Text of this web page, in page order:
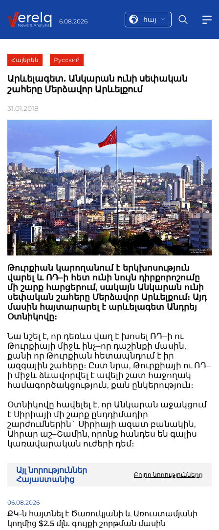
6.08.2026 հայ
Հայերեն Русский
Արևելագետ. Անկարան ունի սեփական
շահերը Մերձավոր Արևելքում
31.01.2018
Թուրքիան կարողանում է երկխոսություն
վարել և ՌԴ–ի հետ ունի նույն դիրքորոշումը
մի շարք հարցերում, սակայն Անկարան ունի
սեփական շահերը Մերձավոր Արևելքում։ Այդ
մասին հայտարարել է արևելագետ Անդրեյ
Օտնիկովը։
Նա նշել է, որ դեռևս վաղ է խոսել ՌԴ–ի ու
Թուրքիայի միջև ինչ–որ դաշինքի մասին,
քանի որ Թուրքիան հետապնդում է իր
ազգային շահերը։ Ըստ նրա, Թուրքիայի ու ՌԴ–
ի միջև ձևավորվել է ավելի շատ հաջողակ
համագործակցություն, քան ընկերություն։
Օտնիկովը հավելել է, որ Անկարան աջակցում
է Սիրիայի մի շարք ընդդիմադիր
շարժումներին` Սիրիայի ազատ բանակին,
Ահրար աշ–Շամին, որոնք հանդես են գալիս
կառավարական ուժերի դեմ։
Այլ նորություններ
Հայաստանից
Բոլոր նորությունները
06.08.2026
ՔԿ-ն հայտնել է Ծառուկյանի և Առուստամյանի
կողմից $2.5 մլն. գույքի շորթման մասին